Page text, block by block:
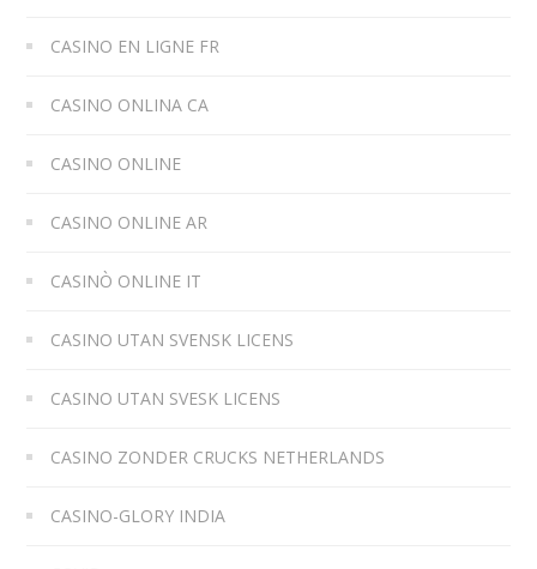
CASINO EN LIGNE FR
CASINO ONLINA CA
CASINO ONLINE
CASINO ONLINE AR
CASINÒ ONLINE IT
CASINO UTAN SVENSK LICENS
CASINO UTAN SVESK LICENS
CASINO ZONDER CRUCKS NETHERLANDS
CASINO-GLORY INDIA